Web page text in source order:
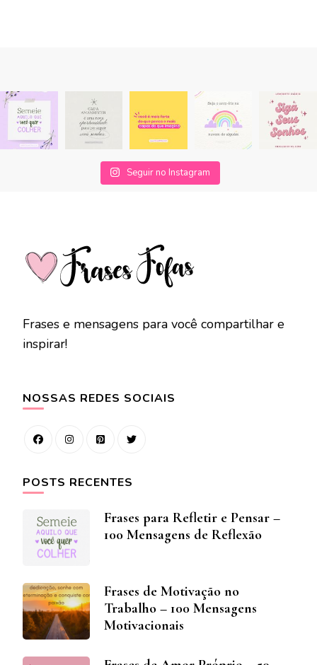
Seguir no Instagram
Frases e mensagens para você compartilhar e
inspirar!
NOSSAS REDES SOCIAIS
POSTS RECENTES
Frases para Refletir e Pensar –
100 Mensagens de Reflexão
Frases de Motivação no
Trabalho – 100 Mensagens
Motivacionais